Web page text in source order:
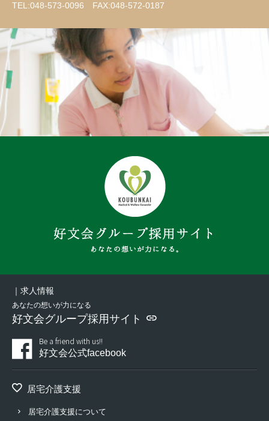
TEL:048-573-0096 FAX:048-572-0187
｜求人情報
あなたの想いが力になる
好文会グループ採用サイト
Be a friend with us!!
好文会公式facebook
居宅介護支援
居宅介護支援について